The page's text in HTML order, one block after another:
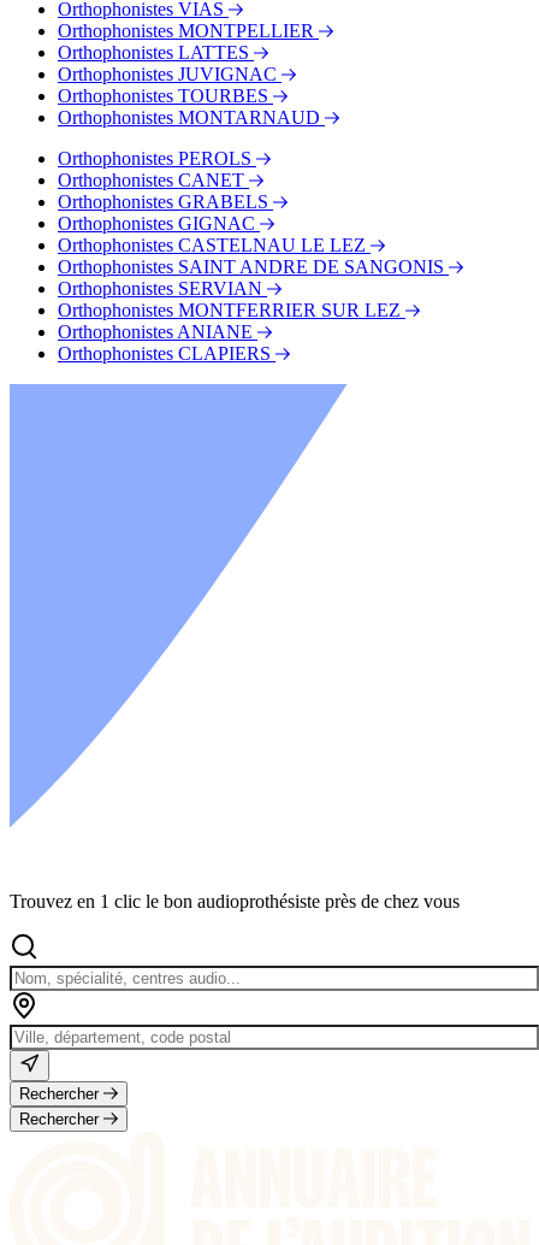
Orthophonistes VIAS
Orthophonistes MONTPELLIER
Orthophonistes LATTES
Orthophonistes JUVIGNAC
Orthophonistes TOURBES
Orthophonistes MONTARNAUD
Orthophonistes PEROLS
Orthophonistes CANET
Orthophonistes GRABELS
Orthophonistes GIGNAC
Orthophonistes CASTELNAU LE LEZ
Orthophonistes SAINT ANDRE DE SANGONIS
Orthophonistes SERVIAN
Orthophonistes MONTFERRIER SUR LEZ
Orthophonistes ANIANE
Orthophonistes CLAPIERS
Trouvez en 1 clic le bon audioprothésiste près de chez vous
Rechercher
Rechercher